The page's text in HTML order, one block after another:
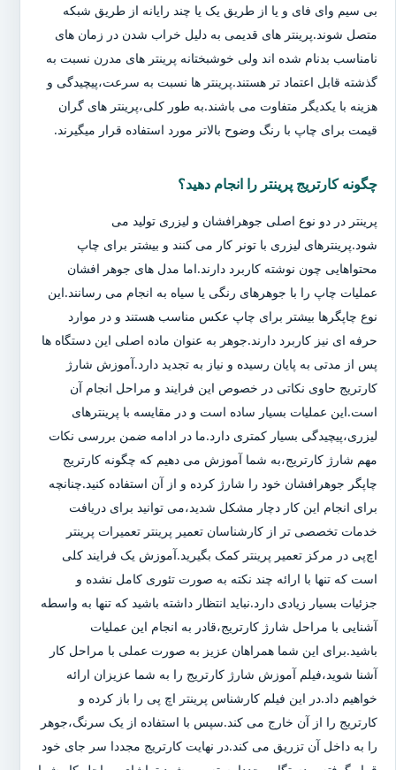
بی سیم وای فای و یا از طریق یک یا چند رایانه از طریق شبکه
متصل شوند.پرینتر های قدیمی به دلیل خراب شدن در زمان های
نامناسب بدنام شده اند ولی خوشبختانه پرینتر های مدرن نسبت به
گذشته قابل اعتماد تر هستند.پرینتر ها نسبت به سرعت،پیچیدگی و
هزینه با یکدیگر متفاوت می باشند.به طور کلی،پرینتر های گران
قیمت برای چاپ با رنگ وضوح بالاتر مورد استفاده قرار میگیرند.
چگونه کارتریج پرینتر را انجام دهید؟
پرینتر در دو نوع اصلی جوهرافشان و لیزری تولید می
شود.پرینترهای لیزری با تونر کار می کنند و بیشتر برای چاپ
محتواهایی چون نوشته کاربرد دارند.اما مدل های جوهر افشان
عملیات چاپ را با جوهرهای رنگی یا سیاه به انجام می رسانند.این
نوع چاپگرها بیشتر برای چاپ عکس مناسب هستند و در موارد
حرفه ای نیز کاربرد دارند.جوهر به عنوان ماده اصلی این دستگاه ها
پس از مدتی به پایان رسیده و نیاز به تجدید دارد.آموزش شارژ
کارتریج حاوی نکاتی در خصوص این فرایند و مراحل انجام آن
است.این عملیات بسیار ساده است و در مقایسه با پرینترهای
لیزری،پیچیدگی بسیار کمتری دارد.ما در ادامه ضمن بررسی نکات
مهم شارژ کارتریج،به شما آموزش می دهیم که چگونه کارتریج
چاپگر جوهرافشان خود را شارژ کرده و از آن استفاده کنید.چنانچه
برای انجام این کار دچار مشکل شدید،می توانید برای دریافت
خدمات تخصصی تر از کارشناسان تعمیر پرینتر تعمیرات پرینتر
اچ‌پی در مرکز تعمیر پرینتر کمک بگیرید.آموزش یک فرایند کلی
است که تنها با ارائه چند نکته به صورت تئوری کامل نشده و
جزئیات بسیار زیادی دارد.نباید انتظار داشته باشید که تنها به واسطه
آشنایی با مراحل شارژ کارتریج،قادر به انجام این عملیات
باشید.برای این شما همراهان عزیز به صورت عملی با مراحل کار
آشنا شوید،فیلم آموزش شارژ کارتریج را به شما عزیزان ارائه
خواهیم داد.در این فیلم کارشناس پرینتر اچ پی را باز کرده و
کارتریج را از آن خارج می کند.سپس با استفاده از یک سرنگ،جوهر
را به داخل آن تزریق می کند.در نهایت کارتریج مجددا سر جای خود